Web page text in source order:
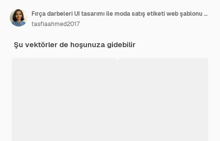
Fırça darbeleri UI tasarımı ile moda satış etiketi web şablonu veya açılış sayfası
tasfiaahmed2017
Şu vektörler de hoşunuza gidebilir